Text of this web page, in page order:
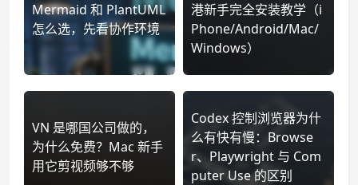
Mermaid 和 PlantUML
怎么选，先看协作环境
港新手完全安装教学（i
Phone/Android/Mac/
Windows）
VN 是哪国公司做的，
为什么免费？Mac 新手
用它剪视频够不够
Codex 控制浏览器为什
么有快有慢：Browse
r、Playwright 与 Com
puter Use 的区别